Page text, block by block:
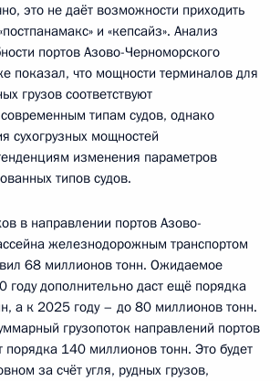
это не даёт возможности приходить
и «кепсайз». Анализ
портов Азово-Черноморского
показал, что мощности терминалов для
грузов соответствуют
типам судов, однако
сухогрузных мощностей
изменения параметров
типов судов.
в направлении портов Азово-
железнодорожным транспортом
68 миллионов тонн. Ожидаемое
году дополнительно даст ещё порядка
а к 2025 году – до 80 миллионов тонн.
грузопоток направлений портов
порядка 140 миллионов тонн. Это будет
за счёт угля, рудных грузов,